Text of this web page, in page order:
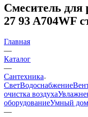
Смеситель
27 93 A704WF
Главная
—
Каталог
—
Сантехника
СветВодоснабжение
очистка воздуха
оборудованиеУмный дом
—